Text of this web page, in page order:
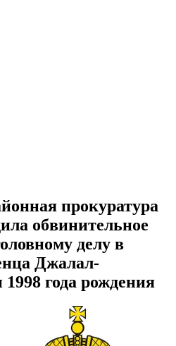
прокуратура
обвинительное
делу в
Джалал-
года рождения